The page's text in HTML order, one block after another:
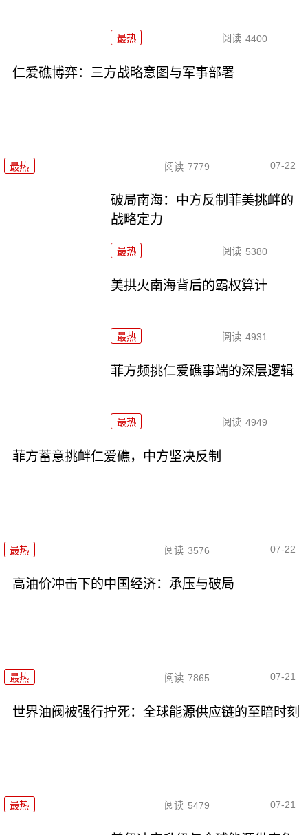
最热 阅读 4400
仁爱礁博弈：三方战略意图与军事部署
最热 阅读 7779 07-22
破局南海：中方反制菲美挑衅的
战略定力
最热 阅读 5380
美拱火南海背后的霸权算计
最热 阅读 4931
菲方频挑仁爱礁事端的深层逻辑
最热 阅读 4949
菲方蓄意挑衅仁爱礁，中方坚决反制
最热 阅读 3576 07-22
高油价冲击下的中国经济：承压与破局
最热 阅读 7865 07-21
世界油阀被强行拧死：全球能源供应链的至暗时刻
最热 阅读 5479 07-21